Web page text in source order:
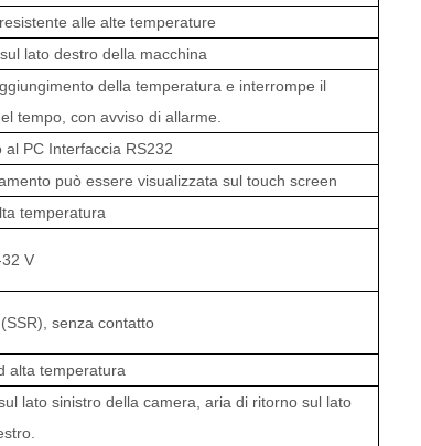
alle alte temperature
lato destro della macchina
della temperatura e interrompe il
tempo, con avviso di allarme.
PC Interfaccia RS232
può essere visualizzata sul touch screen
temperatura
V
senza contatto
alta temperatura
lato sinistro della camera, aria di ritorno sul lato